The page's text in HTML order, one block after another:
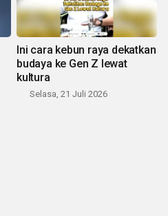
Ini cara kebun raya dekatkan
budaya ke Gen Z lewat
kultura
Selasa, 21 Juli 2026